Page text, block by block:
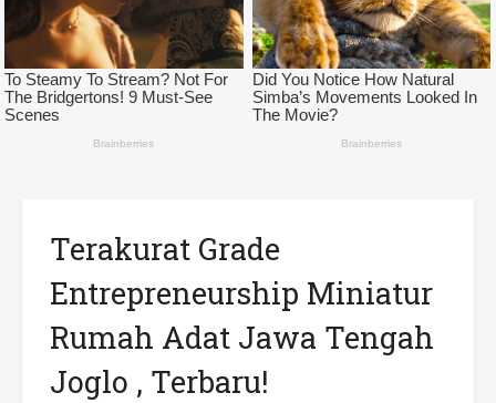
Terakurat Grade
Entrepreneurship Miniatur
Rumah Adat Jawa Tengah
Joglo , Terbaru!